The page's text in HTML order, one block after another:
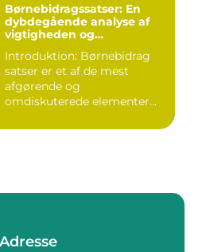
Børnebidragssatser: En
dybdegående analyse af
vigtigheden og
Introduktion: Børnebidrag
satser er et af de mest
afgørende og
omdiskuterede elementer
Adresse